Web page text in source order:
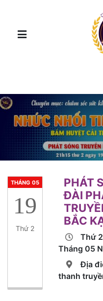
THÁNG 05
19
Thứ 2
PHÁT
ĐÀI
BẮC
Thứ
Tháng 05
Địa
thanh